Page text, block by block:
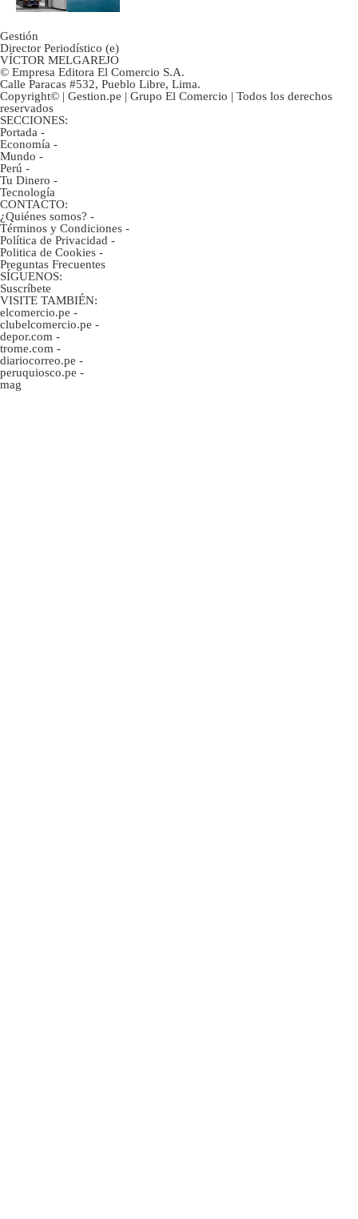
Gestión
Director Periodístico (e)
VÍCTOR MELGAREJO
© Empresa Editora El Comercio S.A.
Calle Paracas #532, Pueblo Libre, Lima.
Copyright© | Gestion.pe | Grupo El Comercio | Todos los derechos
reservados
SECCIONES:
Portada -
Economía -
Mundo -
Perú -
Tu Dinero -
Tecnología
CONTACTO:
¿Quiénes somos? -
Términos y Condiciones -
Política de Privacidad -
Politica de Cookies -
Preguntas Frecuentes
SÍGUENOS:
Suscríbete
VISITE TAMBIÉN:
elcomercio.pe -
clubelcomercio.pe -
depor.com -
trome.com -
diariocorreo.pe -
peruquiosco.pe -
mag